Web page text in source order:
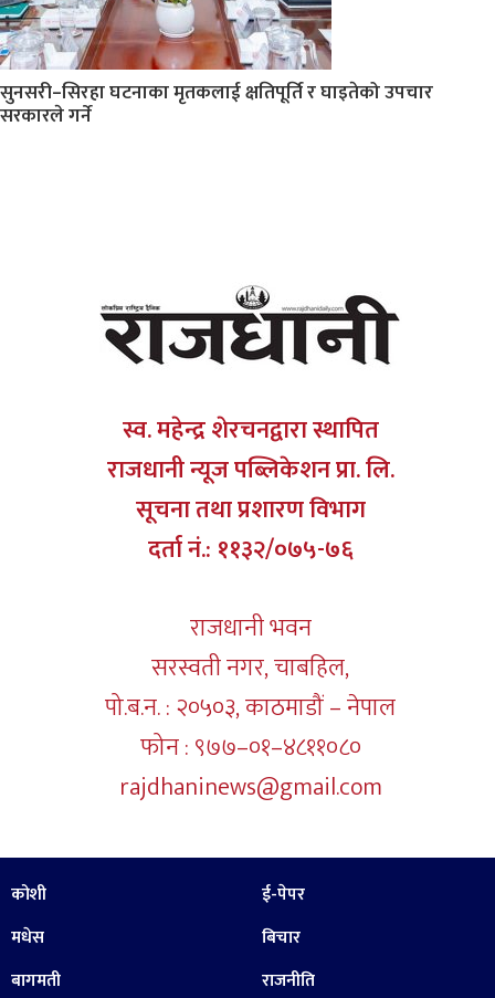
सुनसरी–सिरहा घटनाका मृतकलाई क्षतिपूर्ति र घाइतेको उपचार
सरकारले गर्ने
स्व. महेन्द्र शेरचनद्वारा स्थापित
राजधानी न्यूज पब्लिकेशन प्रा. लि.
सूचना तथा प्रशारण विभाग
दर्ता नं.: ११३२/०७५-७६
राजधानी भवन
सरस्वती नगर, चाबहिल,
पो.ब.न. : २०५०३, काठमाडौं – नेपाल
फोन : ९७७–०१–४८११०८०
rajdhaninews@gmail.com
कोशी
मधेस
बागमती
ई-पेपर
बिचार
राजनीति